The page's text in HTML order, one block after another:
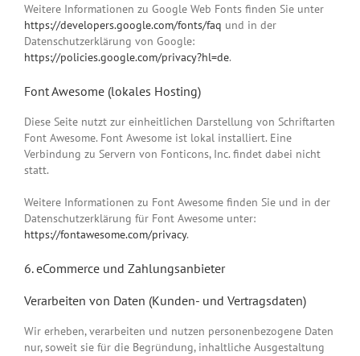
Weitere Informationen zu Google Web Fonts finden Sie unter
https://developers.google.com/fonts/faq und in der
Datenschutzerklärung von Google:
https://policies.google.com/privacy?hl=de.
Font Awesome (lokales Hosting)
Diese Seite nutzt zur einheitlichen Darstellung von Schriftarten
Font Awesome. Font Awesome ist lokal installiert. Eine
Verbindung zu Servern von Fonticons, Inc. findet dabei nicht
statt.
Weitere Informationen zu Font Awesome finden Sie und in der
Datenschutzerklärung für Font Awesome unter:
https://fontawesome.com/privacy.
6. eCommerce und Zahlungs­anbieter
Verarbeiten von Daten (Kunden- und Vertragsdaten)
Wir erheben, verarbeiten und nutzen personenbezogene Daten
nur, soweit sie für die Begründung, inhaltliche Ausgestaltung